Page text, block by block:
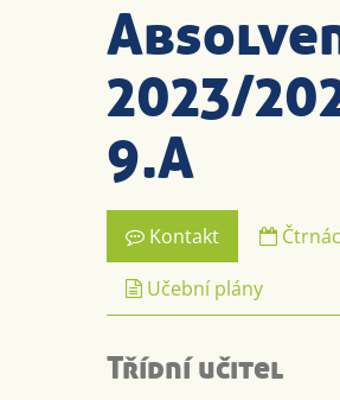
2023/
9.A
Kontakt
Učební plány
Třídní učitel